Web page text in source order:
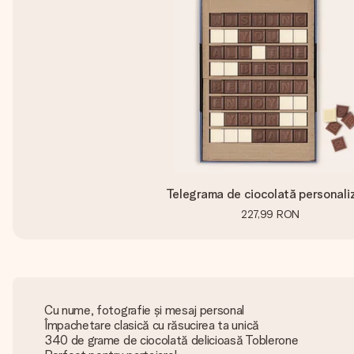
Telegrama de ciocolată
227,99 RON
Cu nume, fotografie și mesaj personal
Împachetare clasică cu răsucirea ta unică
340 de grame de ciocolată delicioasă Toblerone